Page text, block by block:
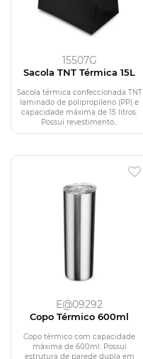
15507G
Sacola TNT Térmica 15L
Sacola térmica confeccionada TNT
laminado de polipropileno (PP) e
capacidade máxima de 15 litros.
Possui revestimento...
E@09292
Copo Térmico 600ml
Copo térmico com capacidade
máxima de 600ml. Possui
estrutura de parede dupla em